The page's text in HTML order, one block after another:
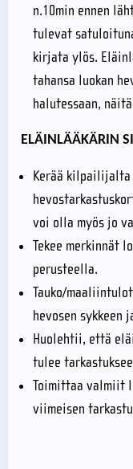
n.10min ennen
tulevat
kirjata ylös.
tahansa luokan
halutessaan,
ELÄINLÄÄKÄRIN
Kerää kilpailijalta
voi olla myös jo
Tekee merkinnät
perusteella.
Tauko/
hevosen sykkeen
Huolehtii, että
tulee
Toimittaa valmiit
viimeisen